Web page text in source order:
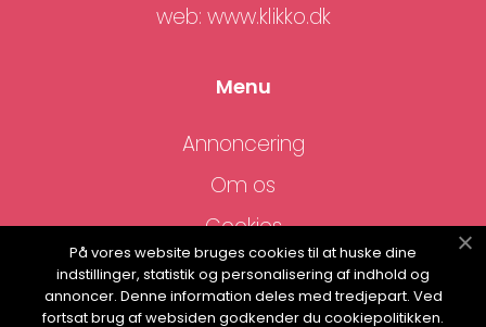
web: www.klikko.dk
Menu
Annoncering
Om os
Cookies
Kontakt os
Sitemap
På vores website bruges cookies til at huske dine
indstillinger, statistik og personalisering af indhold og
annoncer. Denne information deles med tredjepart. Ved
fortsat brug af websiden godkender du cookiepolitikken.